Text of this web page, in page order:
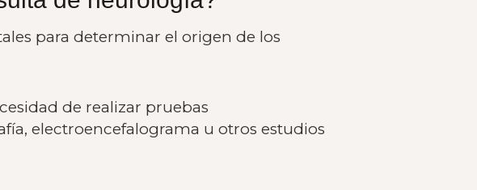
para determinar el origen de los
de realizar pruebas
electroencefalograma u otros estudios